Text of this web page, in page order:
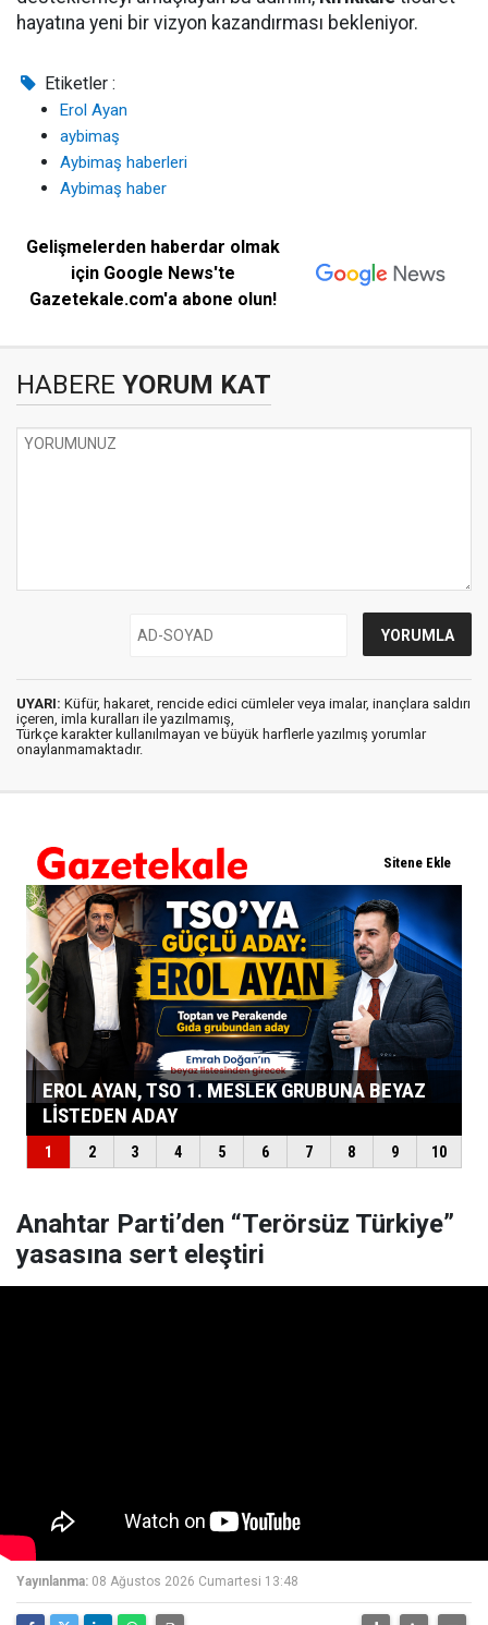
hayatına yeni bir vizyon kazandırması bekleniyor.
Etiketler :
Erol Ayan
aybimaş
Aybimaş haberleri
Aybimaş haber
Gelişmelerden haberdar olmak
için Google News'te
Gazetekale.com'a abone olun!
HABERE YORUM KAT
UYARI: Küfür, hakaret, rencide edici cümleler veya imalar, inançlara saldırı
içeren, imla kuralları ile yazılmamış,
Türkçe karakter kullanılmayan ve büyük harflerle yazılmış yorumlar
onaylanmamaktadır.
Anahtar Parti’den “Terörsüz Türkiye”
yasasına sert eleştiri
Yayınlanma: 08 Ağustos 2026 Cumartesi 13:48